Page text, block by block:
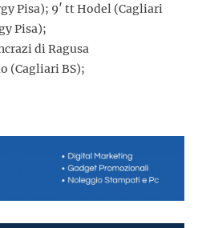
Pisa); 9′ tt Hodel (Cagliari
Pisa);
di Ragusa
(Cagliari BS);